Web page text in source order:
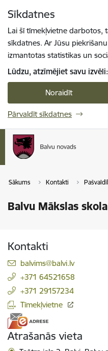
Sīkdatnes
Lai šī tīmekļvietne darbotos,
sīkdatnes. Ar Jūsu
izmantotas statistikas un
Lūdzu, atzīmējiet savu izvēli:
Noraidīt
Pārvaldīt sīkdatnes
Sākums Kontakti
Balvu Mākslas skola
Kontakti
E-pasts:
balvims@balvi.lv
+371 64521658
+371 29157234
Tīmekļvietne
Atrašanās vieta